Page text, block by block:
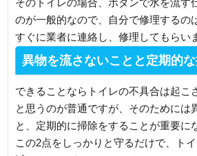
のが一般的なので、自分で修理するの
すぐに業者に連絡し、修理してもらい
異物を流さないことと定期的
できることならトイレの不具合は起こ
と思うのが普通ですが、そのためには
と、定期的に掃除をすることが重要に
この2点をしっかりと守るだけで、ト